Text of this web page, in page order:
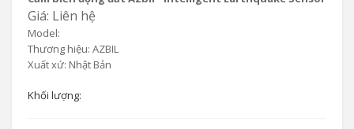
Giá: Liên hệ
Model:
Thương hiệu: AZBIL
Xuất xứ: Nhật Bản
Khối lượng: